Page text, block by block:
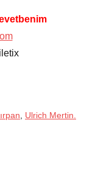
Ulrich Mertin.